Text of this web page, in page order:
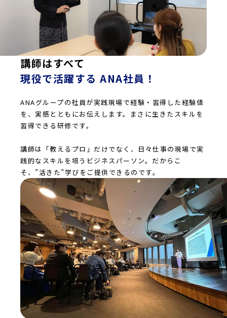
講師はすべて
現役で活躍する ANA社員！
ANAグループの社員が実践現場で経験・習得した経験値
を、実感とともにお伝えします。まさに生きたスキルを
習得できる研修です。
講師は「教えるプロ」だけでなく、日々仕事の現場で実
践的なスキルを培うビジネスパーソン。だからこ
そ、”活きた”学びをご提供できるのです。